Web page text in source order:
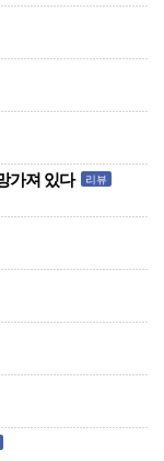
가져 있다 리뷰